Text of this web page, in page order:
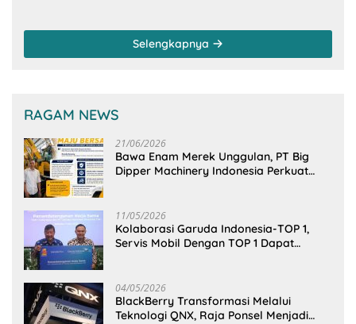
Kementerian PU-RI
Selengkapnya
RAGAM NEWS
21/06/2026
Bawa Enam Merek Unggulan, PT Big
Dipper Machinery Indonesia Perkuat
11/05/2026
Kolaborasi Garuda Indonesia-TOP 1,
Servis Mobil Dengan TOP 1 Dapat
04/05/2026
BlackBerry Transformasi Melalui
Teknologi QNX, Raja Ponsel Menjadi